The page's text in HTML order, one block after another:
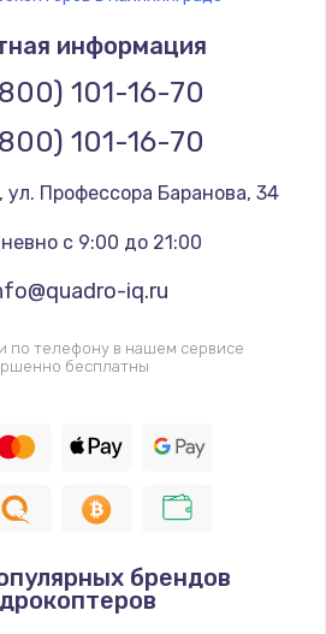
термостата
1200 руб.
Заказать
Замена реле
700 руб.
Заказать
2500 руб.
1400 руб.
Заказать
информация
101-16-70
101-16-70
, ул. Профессора Баранова, 34
с 9:00 до 21:00
iq.ru
по телефону в нашем сервисе
бесплатны
брендов